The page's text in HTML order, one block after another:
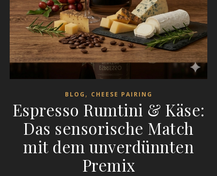
BLOG , CHEESE PAIRING
Espresso Rumtini & Käse:
Das sensorische Match
mit dem unverdünnten
Premix